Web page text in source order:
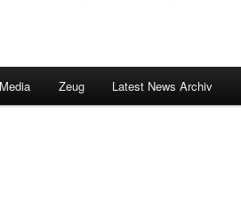
Zeug Latest News Archiv